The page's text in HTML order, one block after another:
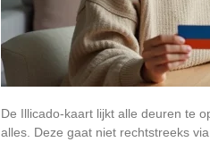
De Illicado-kaart lijkt alle deuren te
alles. Deze gaat niet rechtstreeks